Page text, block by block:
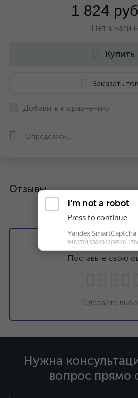
1 824
Нет в
Купить
Заказать
Добавить к сравнению
Определяем...
Отзывы
Хотите
Поставьте свою
Сделайте
Нужна
вопрос прямо